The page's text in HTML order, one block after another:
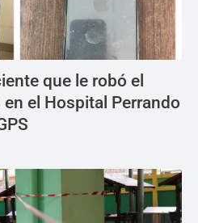
que le robó el
el Hospital Perrando